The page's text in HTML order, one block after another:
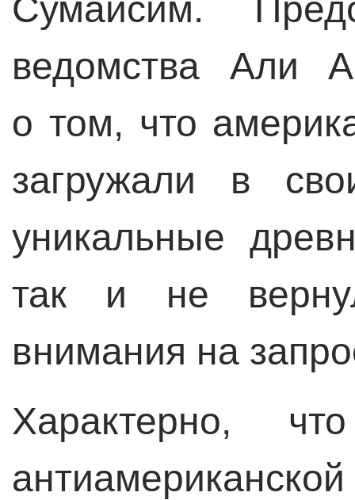
Сумайсим.
ведомства Али
о том, что
загружали в
уникальные
так и не
внимания на
Характерно,